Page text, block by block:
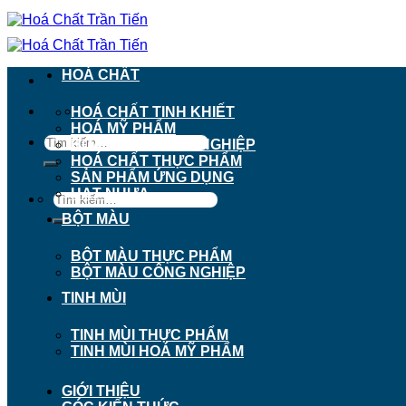
Chuyển
đến
nội
911 - 913 Nguyễn Trãi, Phường Chợ Lớn, TP.
Tìm
kiếm:
Tìm
kiếm:
HOÁ CHẤT
HOÁ CHẤT TINH KHIẾT
HOÁ MỸ PHẨM
HOÁ CHẤT CÔNG NGHIỆP
HOÁ CHẤT THỰC PHẨM
SẢN PHẨM ỨNG DỤNG
HẠT NHỰA
BỘT MÀU
BỘT MÀU THỰC PHẨM
BỘT MÀU CÔNG NGHIỆP
TINH MÙI
TINH MÙI THỰC PHẨM
TINH MÙI HOÁ MỸ PHẨM
GIỚI THIỆU